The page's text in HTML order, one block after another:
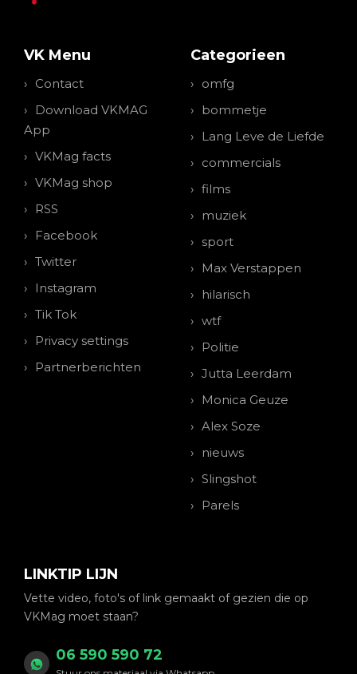
VK Menu
Contact
Download VKMAG
App
VKMag facts
VKMag shop
RSS
Facebook
Twitter
Instagram
Tik Tok
Privacy settings
Partnerberichten
Categorieen
omfg
bommetje
Lang Leve de Liefde
commercials
films
muziek
sport
Max Verstappen
hilarisch
wtf
Politie
Jutta Leerdam
Monica Geuze
Alex Soze
nieuws
Slingshot
Parels
LINKTIP LIJN
Vette video, foto's of link gemaakt of gezien die op
VKMag moet staan?
06 590 590 72